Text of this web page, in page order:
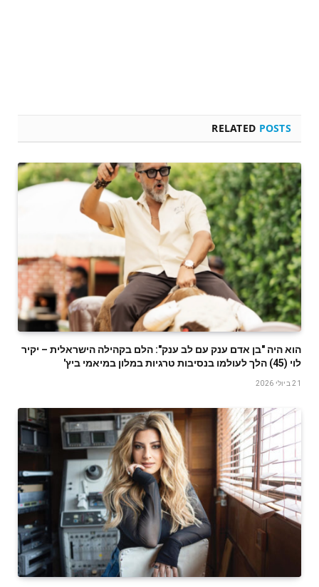
RELATED POSTS
הוא היה "בן אדם ענק עם לב ענק": הלם בקהילה הישראלית – יקיר
לוי (45) הלך לעולמו בנסיבות טרגיות במלון במיאמי ביץ'
21 ביולי 2026